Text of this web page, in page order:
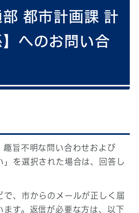
部 都市計画課 計
へのお問い合
趣旨不明な問い合わせおよび
」を選択された場合は、回答し
で、市からのメールが正しく届
ます。返信が必要な方は、以下